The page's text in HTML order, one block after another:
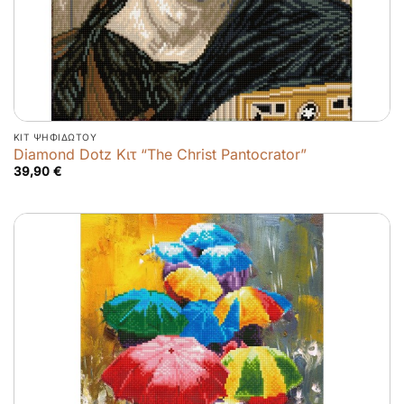
ΚΙΤ ΨΗΦΙΔΩΤΟΎ
Diamond Dotz Κιτ “The Christ Pantocrator”
39,90 €